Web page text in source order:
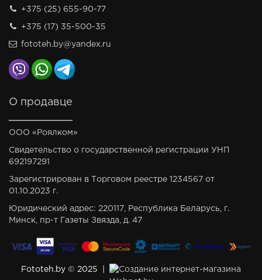
+375 (25) 655-90-77
+375 (17) 35-500-35
fototeh.by@yandex.ru
О продавце
ООО «Роялком»
Свидетельство о государственной регистрации УНП
692197291
Зарегистрирован в Торговом реестре 1234567 от
01.10.2023 г.
Юридический адрес: 220117, Республика Беларусь, г.
Минск, пр-т Газеты Звязда, д. 47
Fototeh.by © 2025 |
Создание интернет-магазина